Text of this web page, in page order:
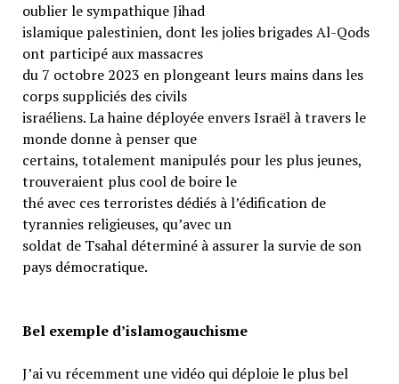
oublier le sympathique Jihad
islamique palestinien, dont les jolies brigades Al-Qods
ont participé aux massacres
du 7 octobre 2023 en plongeant leurs mains dans les
corps suppliciés des civils
israéliens. La haine déployée envers Israël à travers le
monde donne à penser que
certains, totalement manipulés pour les plus jeunes,
trouveraient plus cool de boire le
thé avec ces terroristes dédiés à l’édification de
tyrannies religieuses, qu’avec un
soldat de Tsahal déterminé à assurer la survie de son
pays démocratique.
Bel exemple d’islamogauchisme
J’ai vu récemment une vidéo qui déploie le plus bel